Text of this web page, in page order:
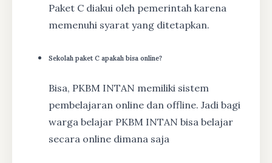
Paket C diakui oleh pemerintah karena
memenuhi syarat yang ditetapkan.
Sekolah paket C apakah bisa online?
Bisa, PKBM INTAN memiliki sistem
pembelajaran online dan offline. Jadi bagi
warga belajar PKBM INTAN bisa belajar
secara online dimana saja